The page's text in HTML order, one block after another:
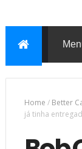
Home / Better
já tinha